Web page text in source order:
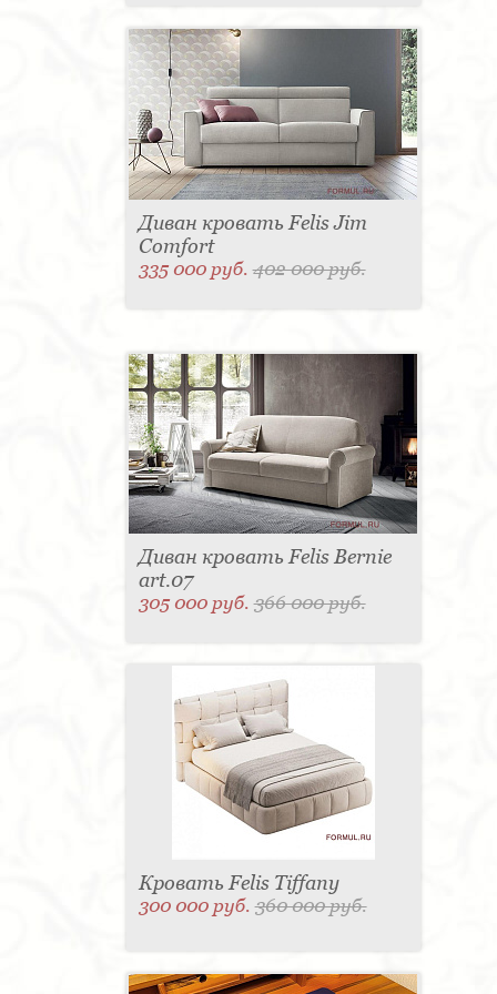
Диван кровать Felis Jim
Comfort
335 000 руб.402 000 руб.
Диван кровать Felis Bernie
art.07
305 000 руб.366 000 руб.
Кровать Felis Tiffany
300 000 руб.360 000 руб.